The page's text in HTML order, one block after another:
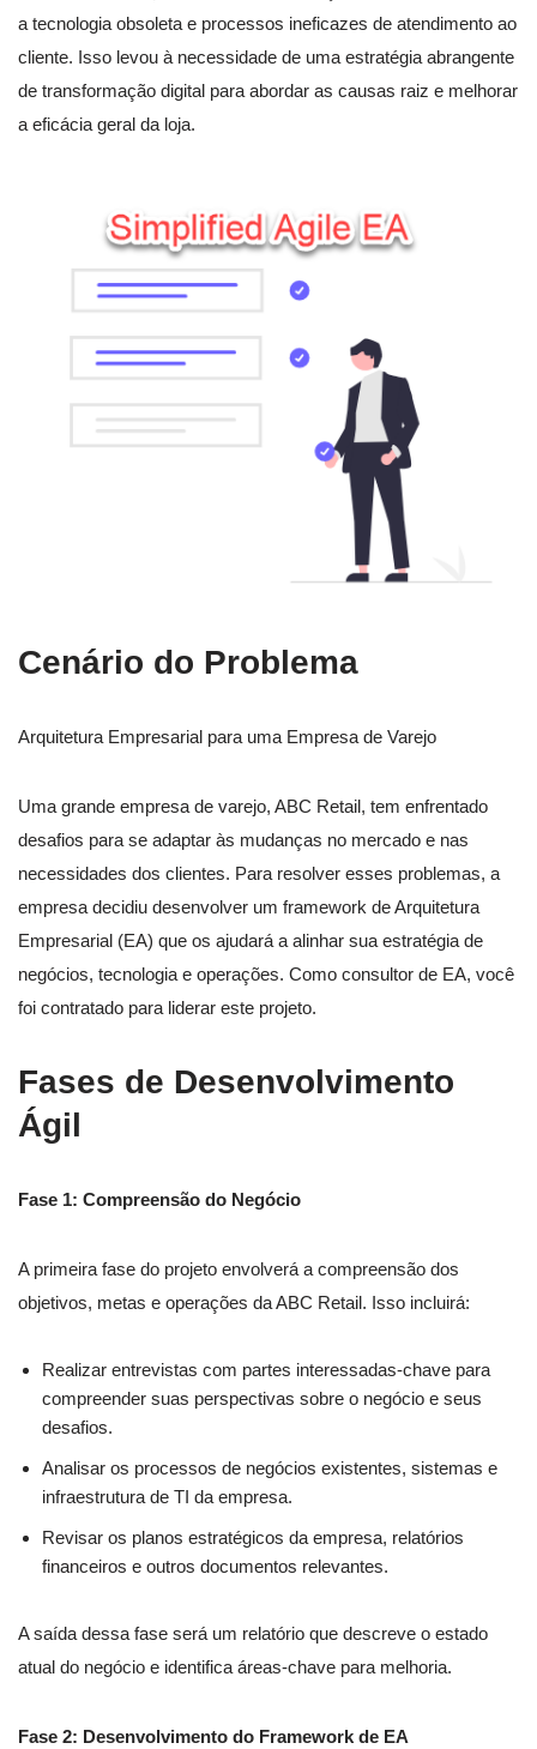
a tecnologia obsoleta e processos ineficazes de atendimento ao
cliente. Isso levou à necessidade de uma estratégia abrangente
de transformação digital para abordar as causas raiz e melhorar
a eficácia geral da loja.
Cenário do Problema
Arquitetura Empresarial para uma Empresa de Varejo
Uma grande empresa de varejo, ABC Retail, tem enfrentado
desafios para se adaptar às mudanças no mercado e nas
necessidades dos clientes. Para resolver esses problemas, a
empresa decidiu desenvolver um framework de Arquitetura
Empresarial (EA) que os ajudará a alinhar sua estratégia de
negócios, tecnologia e operações. Como consultor de EA, você
foi contratado para liderar este projeto.
Fases de Desenvolvimento
Ágil
Fase 1: Compreensão do Negócio
A primeira fase do projeto envolverá a compreensão dos
objetivos, metas e operações da ABC Retail. Isso incluirá:
Realizar entrevistas com partes interessadas-chave para
compreender suas perspectivas sobre o negócio e seus
desafios.
Analisar os processos de negócios existentes, sistemas e
infraestrutura de TI da empresa.
Revisar os planos estratégicos da empresa, relatórios
financeiros e outros documentos relevantes.
A saída dessa fase será um relatório que descreve o estado
atual do negócio e identifica áreas-chave para melhoria.
Fase 2: Desenvolvimento do Framework de EA